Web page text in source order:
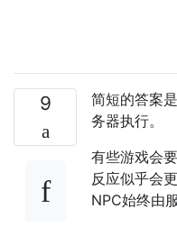
9
简短的答案
务器执行。
有些游戏会
反应似乎会
NPC始终由